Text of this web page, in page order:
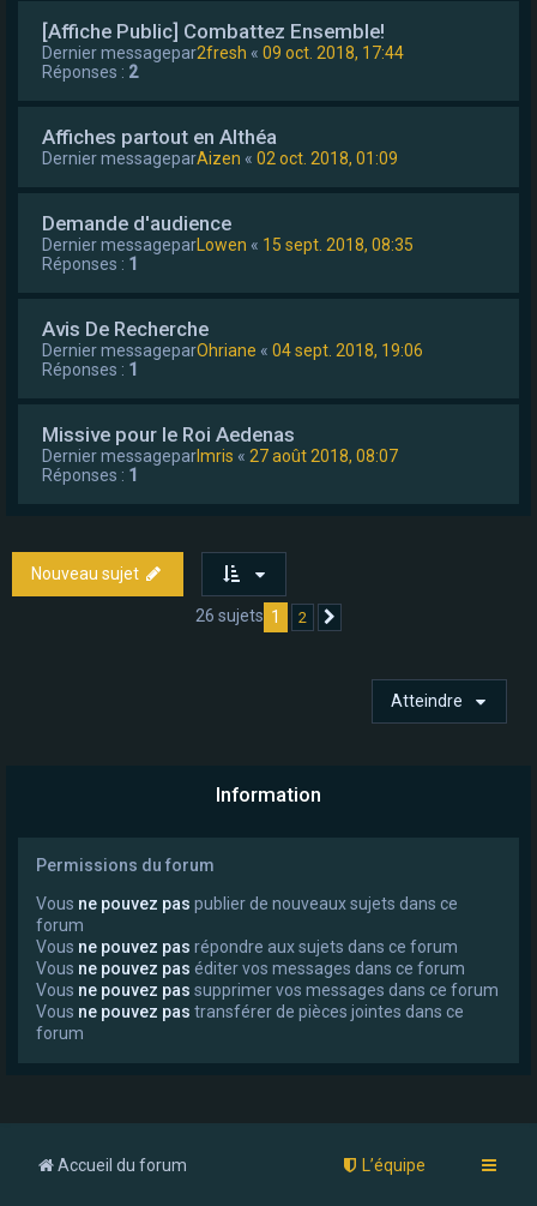
[Affiche Public] Combattez Ensemble!
Dernier messagepar2fresh « 09 oct. 2018, 17:44
Réponses : 2
Affiches partout en Althéa
Dernier messageparAizen « 02 oct. 2018, 01:09
Demande d'audience
Dernier messagepar Lowen « 15 sept. 2018, 08:35
Réponses : 1
Avis De Recherche
Dernier messageparOhriane « 04 sept. 2018, 19:06
Réponses : 1
Missive pour le Roi Aedenas
Dernier messageparImris « 27 août 2018, 08:07
Réponses : 1
Nouveau sujet
26 sujets 1 2
Atteindre
Information
Permissions du forum
Vous ne pouvez pas publier de nouveaux sujets dans ce
forum
Vous ne pouvez pas répondre aux sujets dans ce forum
Vous ne pouvez pas éditer vos messages dans ce forum
Vous ne pouvez pas supprimer vos messages dans ce forum
Vous ne pouvez pas transférer de pièces jointes dans ce
forum
Accueil du forum L’équipe